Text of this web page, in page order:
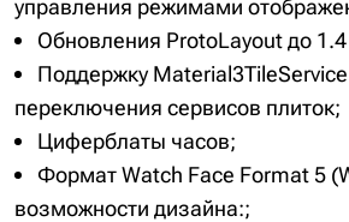
управления режимами
Обновления ProtoLayout до
Поддержку
переключения сервисов плиток;
Циферблаты часов;
Формат Watch Face Format 5
возможности дизайна:;